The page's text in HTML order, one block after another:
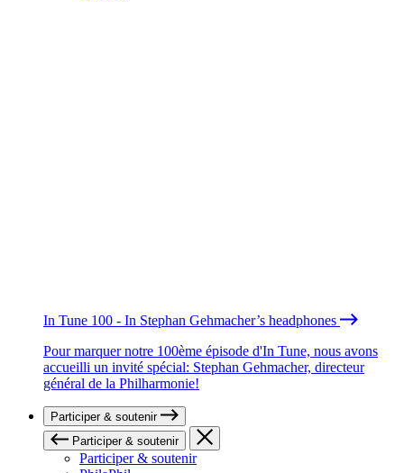
In Tune 100 - In Stephan Gehmacher’s headphones
Pour marquer notre 100ème épisode d'In Tune, nous avons
accueilli un invité spécial: Stephan Gehmacher, directeur
général de la Philharmonie!
Participer & soutenir
Participer & soutenir
Participer & soutenir